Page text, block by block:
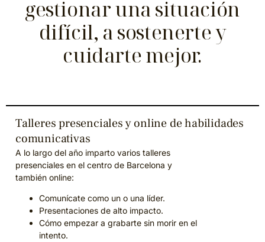
gestionar una situación
difícil, a sostenerte y
cuidarte mejor.
Talleres presenciales y online de habilidades
comunicativas
A lo largo del año imparto varios talleres
presenciales en el centro de Barcelona y
también online:
Comunícate como un o una líder.
Presentaciones de alto impacto.
Cómo empezar a grabarte sin morir en el
intento.